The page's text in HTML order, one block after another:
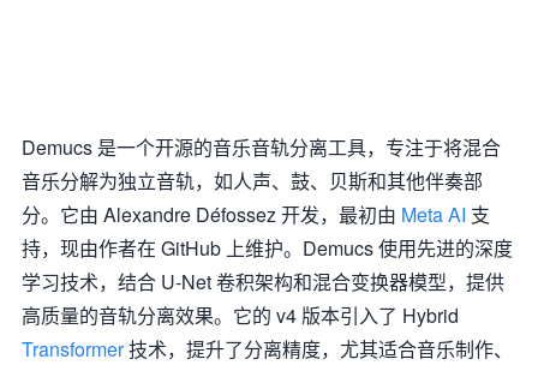
Demucs 是一个开源的音乐音轨分离工具，专注于将混合
音乐分解为独立音轨，如人声、鼓、贝斯和其他伴奏部
分。它由 Alexandre Défossez 开发，最初由 Meta AI 支
持，现由作者在 GitHub 上维护。Demucs 使用先进的深度
学习技术，结合 U-Net 卷积架构和混合变换器模型，提供
高质量的音轨分离效果。它的 v4 版本引入了 Hybrid
Transformer技术，提升了分离精度，尤其适合音乐制作、